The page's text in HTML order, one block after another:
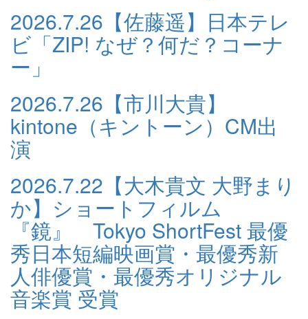
2026.7.26 【佐藤遥】日本テレ
ビ「ZIP! なぜ？何だ？コーナ
ー」
2026.7.26 【市川大貴】
kintone（キントーン）CM出
演
2026.7.22 【大木貴文 大野まり
か】ショートフィルム
『鏡』 Tokyo ShortFest 最優
秀日本短編映画賞・最優秀新
人俳優賞・最優秀オリジナル
音楽賞 受賞